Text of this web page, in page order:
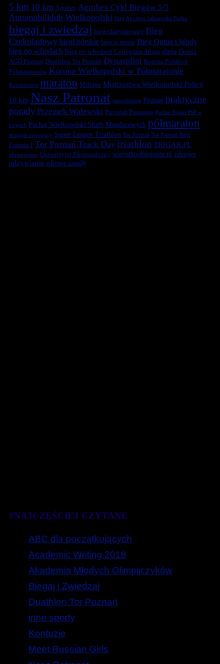
5 km 10 km Agrobex Agrobex Cykl Biegów 5/5
Automobilklub Wielkopolski Bieg Agrobex zalasewska Piątka
biegaj i zwiedzaj bieg charytatywny Bieg
Czekoladowy biegi górskie biegi w terenie Bieg Ognia i Wody
bieg po schodach Bieg po schodach Collegium Altum dieta Domix
AGD Poznań Duathlon Tor Poznań Dynasplint Korona Polskich
Półmaratonów Korona Wielkopolski w Półmaratonie
Koronawirus maraton Millano Mistrzostwa Wielkopolski Policji
10 km Nasz Patronat nawodnienie Poznań praktyczne
porady Przemek Walewski Przystań Posnania Puchar Polski PSP w
biegach Puchar Wielkopolski Służb Mundurowych półmaraton
strategia zwycięzcy Super League Triathlon Tor Poznań Tor Poznań Bieg
Formuła 1 Tor Poznań Track Day triathlon TRIGAR.PL
ultramaraton Uniwersytet Ekonomiczny wszystkoobieganiu.pl zdrowe
odżywianie zdrowe zasady
#NAJCZĘŚCIEJ CZYTANE
ABC dla początkujących
Academic Writing 2018
Akademia Młodych Olimpijczyków
Biegaj i Zwiedzaj
Duathlon Tor Poznań
inne sporty
Kontuzje
Meet Russian Girls